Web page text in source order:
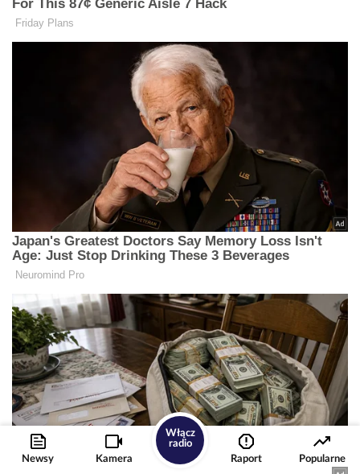
Newsy Kamera
Włącz
radio
Raport
Popularne